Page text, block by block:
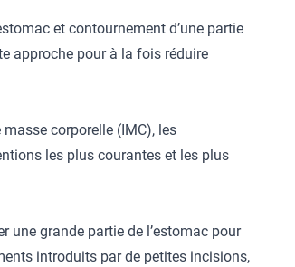
et contournement d’une partie
approche pour à la fois réduire
corporelle (IMC), les
les plus courantes et les plus
une grande partie de l’estomac pour
introduits par de petites incisions,